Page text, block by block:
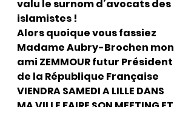
valu le surnom d’avocats des
islamistes !
Alors quoique vous fassiez
Madame Aubry-Brochen mon
ami ZEMMOUR futur Président
de la République Française
VIENDRA SAMEDI A LILLE DANS
MA VILLE FAIRE SON MEETING ET